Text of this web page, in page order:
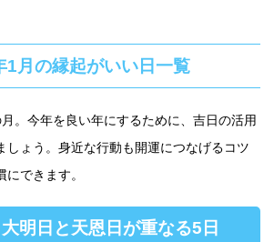
1月の縁起がいい日一覧
。今年を良い年にするために、吉日の活用
しょう。身近な行動も開運につなげるコツ
できます。
明日と天恩日が重なる5日